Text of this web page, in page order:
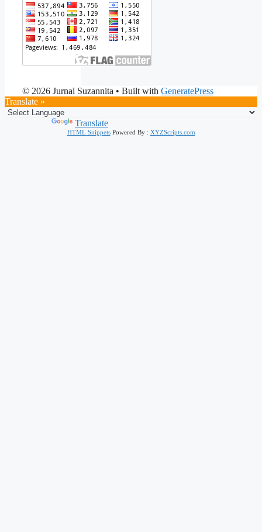
© 2026 Jurnal Suzannita • Built with GeneratePress
Translate »
Translate
HTML SnippetsPowered By : XYZScripts.com